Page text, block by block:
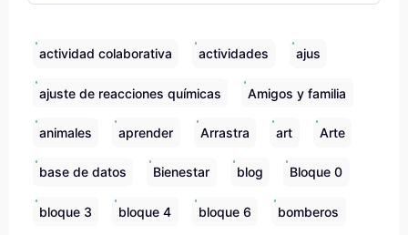
actividad colaborativa actividades ajus
ajuste de reacciones químicas Amigos y familia
animales aprender Arrastra art Arte
base de datos Bienestar blog Bloque 0
bloque 3 bloque 4 bloque 6 bomberos